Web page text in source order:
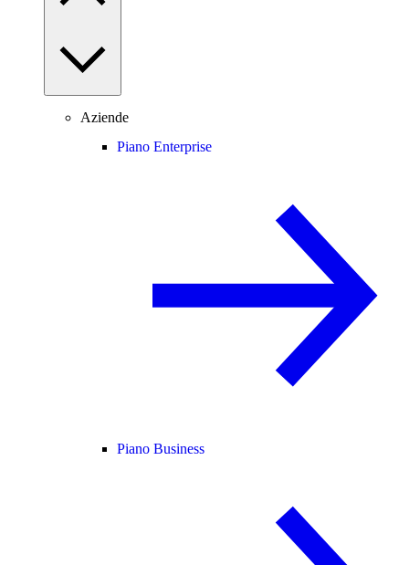
Aziende
Piano Enterprise
Piano Business